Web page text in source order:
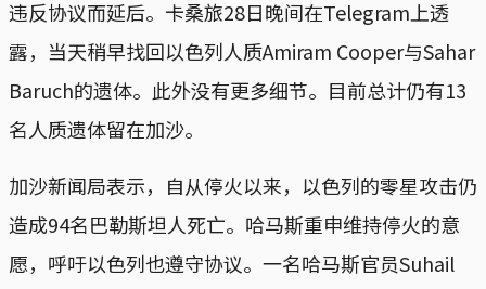
违反协议而延后。卡桑旅28日晚间在Telegram上透
露，当天稍早找回以色列人质Amiram Cooper与Sahar
Baruch的遗体。此外没有更多细节。目前总计仍有13
名人质遗体留在加沙。
加沙新闻局表示，自从停火以来，以色列的零星攻击仍
造成94名巴勒斯坦人死亡。哈马斯重申维持停火的意
愿，呼吁以色列也遵守协议。一名哈马斯官员Suhail